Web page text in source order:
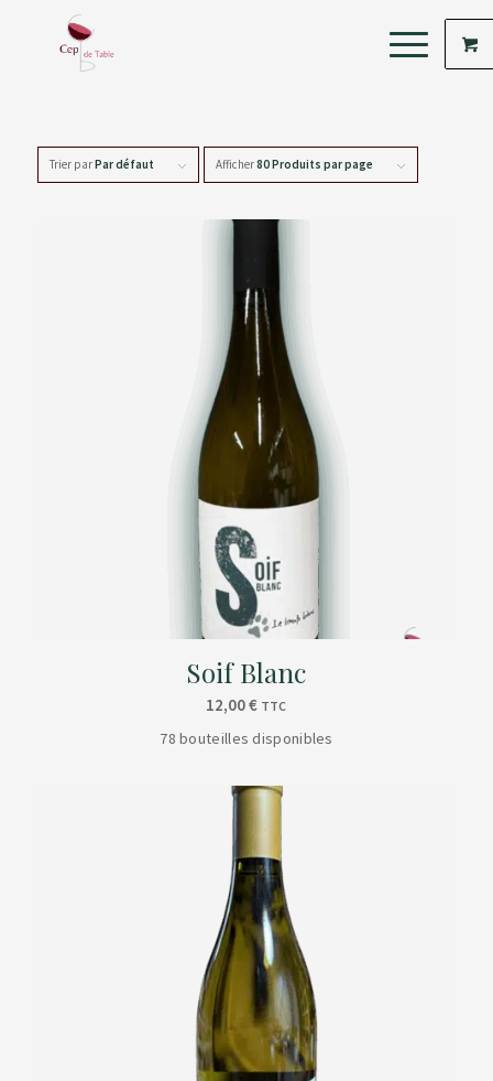
Trier parPar défaut Afficher80 Produits par page
Soif Blanc
12,00€ TTC
78 bouteilles disponibles